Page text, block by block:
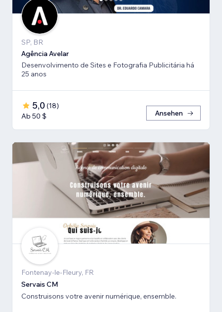
SP, BR
Agência Avelar
Desenvolvimento de Sites e Fotografia Publicitária há
25 anos
5,0 (18)
Ab 50 $
Ansehen
Fontenay-le-Fleury, FR
Servais CM
Construisons votre avenir numérique, ensemble.